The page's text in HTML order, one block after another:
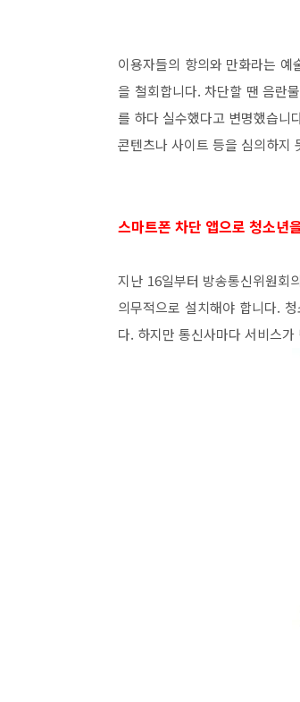
이용자들의 항의와 만화라는
을 철회합니다. 차단할 땐 음란
를 하다 실수했다고 변명했습니
콘텐츠나 사이트 등을 심의하지
스마트폰 차단 앱으로 청소년
지난 16일부터 방송통신위원회
의무적으로 설치해야 합니다.
다. 하지만 통신사마다 서비스